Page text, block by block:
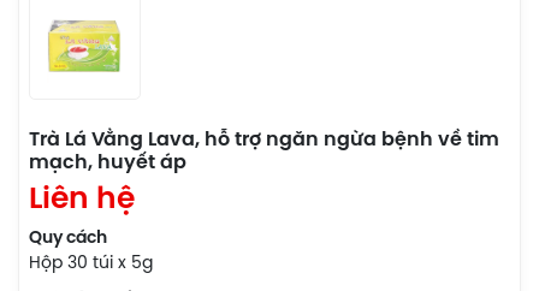
Trà Lá Vằng Lava, hỗ trợ ngăn ngừa bệnh về tim
mạch, huyết áp
Liên hệ
Quy cách
Hộp 30 túi x 5g